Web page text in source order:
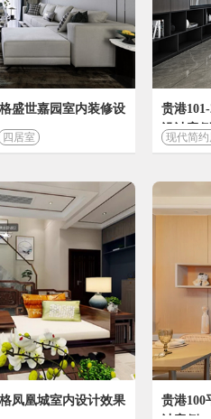
盛世嘉园室内装修设
四居室
贵港
设计案例
现代简约
凤凰城室内设计效果
贵港100